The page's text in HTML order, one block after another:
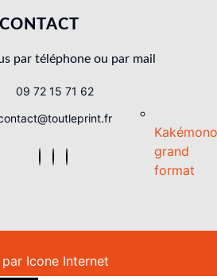
Kakémono
grand
format
CONTACT
par téléphone ou par mail
09 72 15 71 62
par Icone Internet